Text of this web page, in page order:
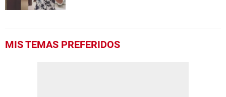
MIS TEMAS PREFERIDOS